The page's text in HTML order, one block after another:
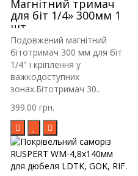
Магнітний тримач
для біт 1/4» 300мм 1
шт
Подовжений магнітний
бітотримач 300 мм для біт
1/4" і кріплення у
важкодоступних
зонах.Бітотримач 30..
399.00 грн.